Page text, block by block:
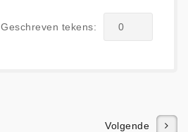
Geschreven tekens:
Volgende